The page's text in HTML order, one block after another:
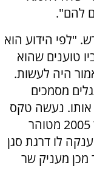
להם".
"לפי הידוע הוא
טוענים שהוא
היה לעשות.
מסמכים
אותו. נעשה טקס
שקט שמטהר אחד מהם ורק בפברואר 2005 מטוהר
לו דרגת סגן
מכן מעניק שר